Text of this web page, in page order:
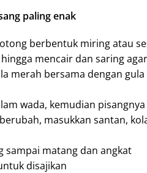
paling enak
berbentuk miring atau
mencair dan saring
merah bersama dengan
wada, kemudian
masukkan santan,
sampai matang dan angkat
disajikan